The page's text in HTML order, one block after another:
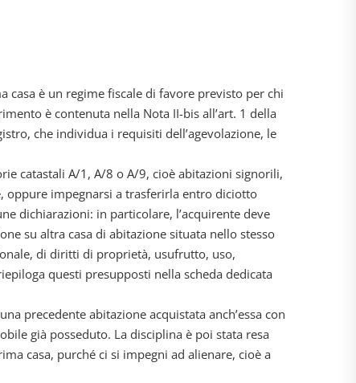
casa è un regime fiscale di favore previsto per chi
è contenuta nella Nota II-bis all’art. 1 della
che individua i requisiti dell’agevolazione, le
catastali A/1, A/8 o A/9, cioè abitazioni signorili,
oppure impegnarsi a trasferirla entro diciotto
dichiarazioni: in particolare, l’acquirente deve
su altra casa di abitazione situata nello stesso
di diritti di proprietà, usufrutto, uso,
questi presupposti nella scheda dedicata
precedente abitazione acquistata anch’essa con
già posseduto. La disciplina è poi stata resa
casa, purché ci si impegni ad alienare, cioè a